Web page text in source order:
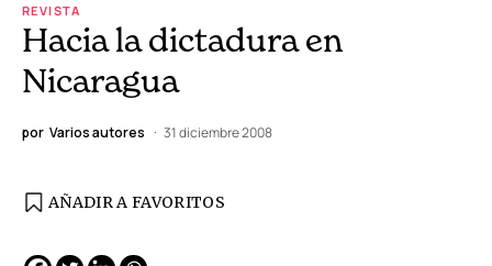
REVISTA
Hacia la dictadura en
Nicaragua
por Varios autores 31 diciembre 2008
AÑADIR A FAVORITOS